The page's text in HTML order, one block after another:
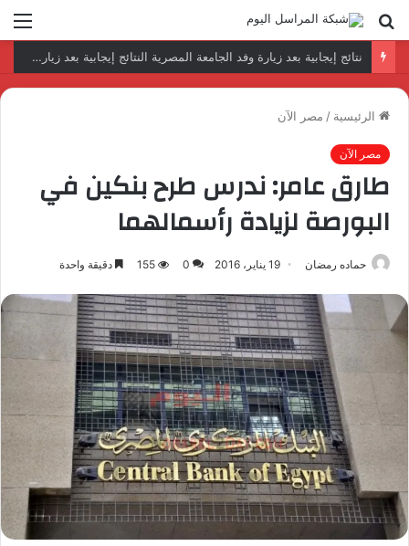
بحث
عن
رئيس المكتب التنفيذي للمجلس العربي للاختصاصات الصحية يبحث مع الأمين العام لجامعة الدول العربية تعزيز التعاون لتطوير النظم الصحية العربية
الرئيسية / مصر الآن
مصر الآن
طارق عامر: ندرس طرح بنكين في
البورصة لزيادة رأسمالهما
حماده رمضان 19 يناير، 2016 0
155 دقيقة واحدة